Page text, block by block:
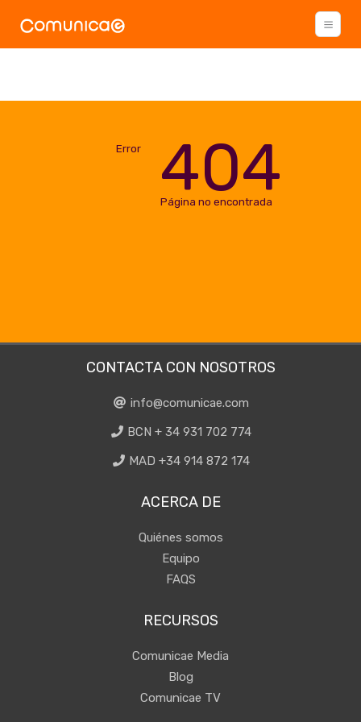
Error 404
Página no encontrada
CONTACTA CON NOSOTROS
info@comunicae.com
BCN + 34 931 702 774
MAD +34 914 872 174
ACERCA DE
Quiénes somos
Equipo
FAQS
RECURSOS
Comunicae Media
Blog
Comunicae TV